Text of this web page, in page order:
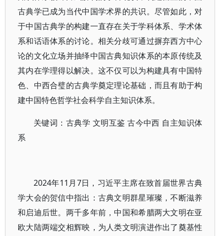
古典学已成为当代中国学术界的共识。尽管如此，对
于中国古典学的构建一直存在关于学科体系、学术体
系和话语体系的讨论。相关分歧可通过摒弃西方中心
论的文化立场并抽绎中国古典知识体系的本原传统及
其内在学理得以解决。这不仅可以为构建具有中国特
色、中西合璧的古典学奠定理论基础，而且有助于构
建中国特色哲学社会科学自主知识体系。
关键词：古典学 文明互鉴 古今中西 自主知识体
系
2024年11月7日，习近平主席在致首届世界古典
学大会的贺信中指出：古典文明群星璀璨，不断滋养
和启迪后世。两千多年前，中国和希腊两大文明在亚
欧大陆两端交相辉映，为人类文明演进作出了奠基性